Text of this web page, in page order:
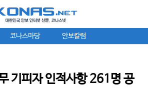
코나스마당 안보칼럼
기피자 인적사항 261명 공